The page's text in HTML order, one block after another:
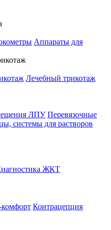
Аппараты для
Лечебный трикотаж
ЛПУ Перевязочные
системы для растворов
ЖКТ
Контрацепция